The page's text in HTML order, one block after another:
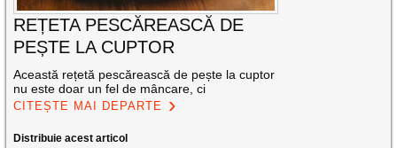
REȚETA PESCĂREASCĂ DE
PEȘTE LA CUPTOR
Această rețetă pescărească de pește la cuptor
nu este doar un fel de mâncare, ci
CITEȘTE MAI DEPARTE
Distribuie acest articol